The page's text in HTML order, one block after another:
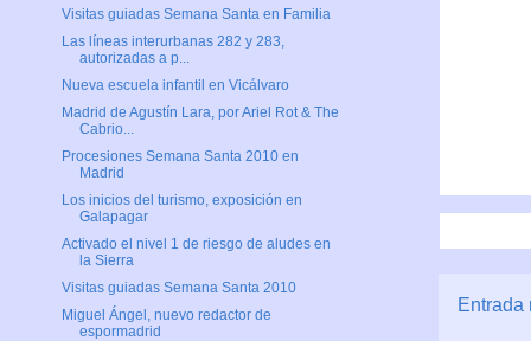
Entrada
Visitas guiadas Semana Santa en Familia
Las líneas interurbanas 282 y 283,
autorizadas a p...
Nueva escuela infantil en Vicálvaro
Madrid de Agustín Lara, por Ariel Rot & The
Cabrio...
Procesiones Semana Santa 2010 en
Madrid
Los inicios del turismo, exposición en
Galapagar
Activado el nivel 1 de riesgo de aludes en
la Sierra
Visitas guiadas Semana Santa 2010
Miguel Ángel, nuevo redactor de
espormadrid